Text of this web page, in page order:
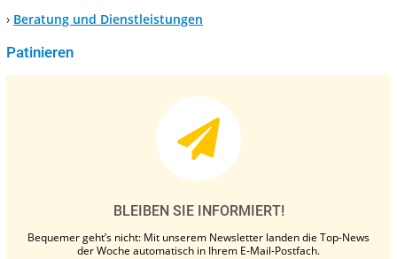
› Beratung und Dienstleistungen
Patinieren
BLEIBEN SIE INFORMIERT!
Bequemer geht’s nicht: Mit unserem Newsletter landen die Top-News
der Woche automatisch in Ihrem E-Mail-Postfach.